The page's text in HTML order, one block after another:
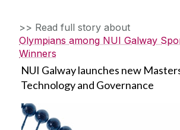
>> Read full story about
Olympians among NUI Galway
Winners
NUI Galway launches new
Technology and Governance